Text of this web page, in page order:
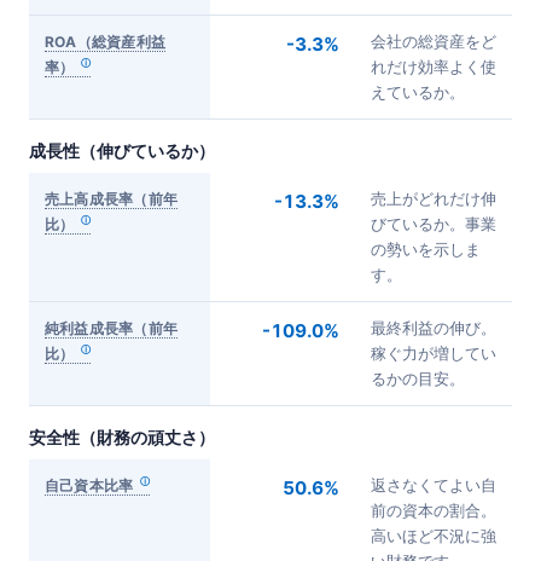
ROA（総資産利益
率）
-3.3%
会社の総資産をど
れだけ効率よく使
えているか。
成長性（伸びているか）
売上高成長率（前年
比）
-13.3%
売上がどれだけ伸
びているか。事業
の勢いを示しま
す。
純利益成長率（前年
比）
-109.0%
最終利益の伸び。
稼ぐ力が増してい
るかの目安。
安全性（財務の頑丈さ）
自己資本比率 50.6%
返さなくてよい自
前の資本の割合。
高いほど不況に強